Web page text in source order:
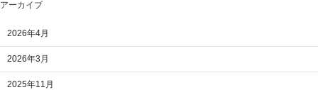
アーカイブ
2026年4月
2026年3月
2025年11月